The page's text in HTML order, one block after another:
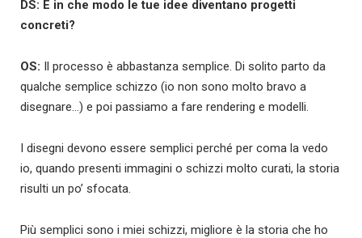
DS: E in che modo le tue idee diventano progetti
concreti?
OS: Il processo è abbastanza semplice. Di solito parto da
qualche semplice schizzo (io non sono molto bravo a
disegnare…) e poi passiamo a fare rendering e modelli.
I disegni devono essere semplici perché per coma la vedo
io, quando presenti immagini o schizzi molto curati, la storia
risulti un po’ sfocata.
Più semplici sono i miei schizzi, migliore è la storia che ho